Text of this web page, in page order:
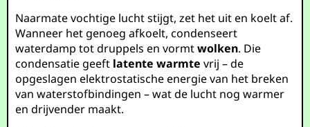
Naarmate vochtige lucht stijgt, zet het uit en koelt af.
Wanneer het genoeg afkoelt, condenseert
waterdamp tot druppels en vormtwolken. Die
condensatie geeft latente warmte vrij – de
opgeslagen elektrostatische energie van het breken
van waterstofbindingen – wat de lucht nog warmer
en drijvender maakt.